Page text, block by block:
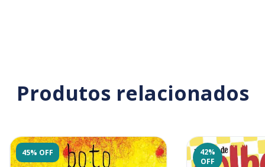
Produtos relacionados
45% OFF 42%
OFF